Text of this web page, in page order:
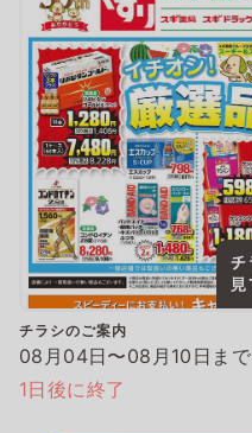
チラシのご案内
08月04日〜08月10日まで
1日後に終了